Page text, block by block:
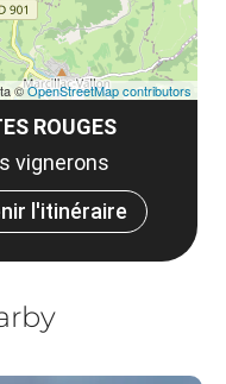
ROUGES
vignerons
l'itinéraire
©OpenStreetMap contributors